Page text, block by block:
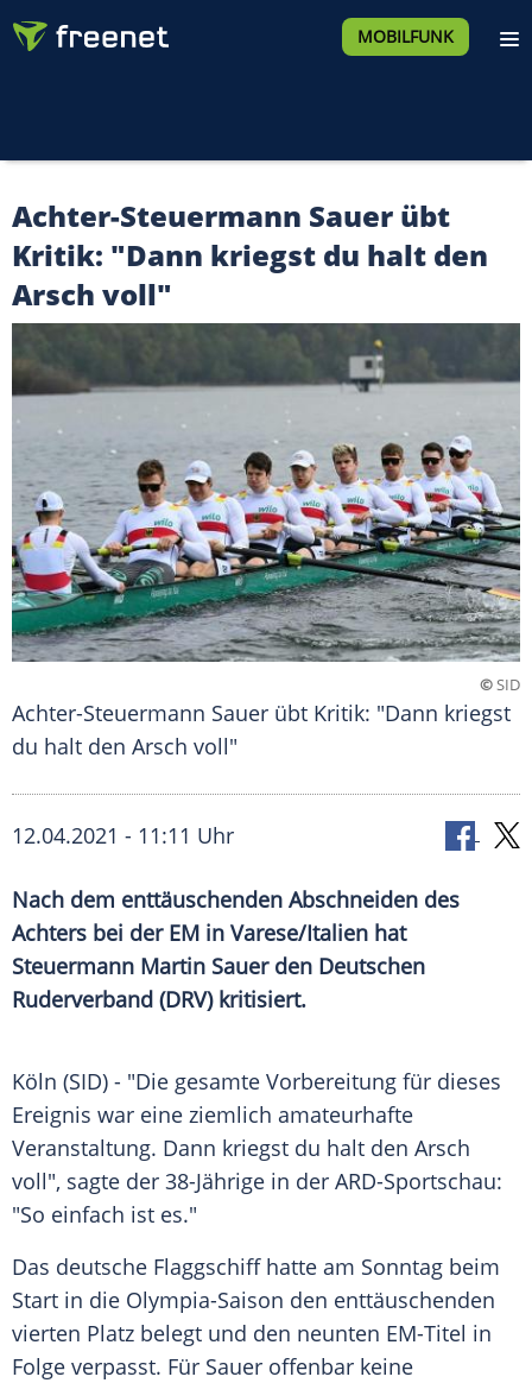
MOBILFUNK
Achter-Steuermann Sauer übt
Kritik: "Dann kriegst du halt den
Arsch voll"
©SID
Achter-Steuermann Sauer übt Kritik: "Dann kriegst
du halt den Arsch voll"
12.04.2021 - 11:11 Uhr
Nach dem enttäuschenden Abschneiden des
Achters bei der EM in Varese/Italien hat
Steuermann Martin Sauerden Deutschen
Ruderverband (DRV) kritisiert.
Köln (SID) - "Die gesamte Vorbereitung für dieses
Ereignis war eine ziemlich amateurhafte
Veranstaltung. Dann kriegst du halt den Arsch
voll", sagte der 38-Jährige in der ARD-Sportschau:
"So einfach ist es."
Das deutsche Flaggschiffhatte am Sonntag beim
Start in die Olympia-Saison den enttäuschenden
vierten Platz belegt und den neunten EM-Titel in
Folge verpasst. Für Sauer offenbar keine